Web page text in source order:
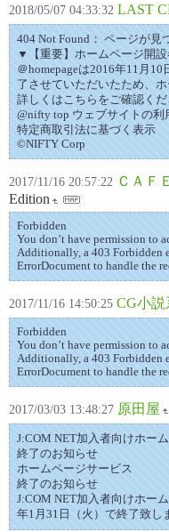
2018/05/07 04:33:32 LAST
404 Not Found： ページが見
▼【重要】ホームページ開
＠homepageは2016年11月
了させていただいたため、
詳しくはこちらをご確認くだ
@nifty top ウェブサイトの
特定商取引法に基づく表示
©NIFTY Corp
2017/11/16 20:57:22 ＣＡＦ
Edition
Forbidden
You don’t have permission to
Additionally, a 403 Forbidden
ErrorDocument to handle the
2017/11/16 14:50:25 CG小説
Forbidden
You don’t have permission to
Additionally, a 403 Forbidden
ErrorDocument to handle the
2017/03/03 13:48:27 原田屋
J:COM NET加入者向けホー
終了のお知らせ
ホームページサービス
終了のお知らせ
J:COM NET加入者向けホー
年1月31日（火）で終了致し